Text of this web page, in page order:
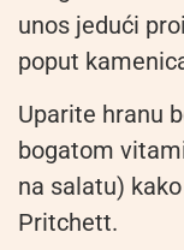
unos jedući
poput
Uparite hranu
bogatom
na salatu)
Pritchett.